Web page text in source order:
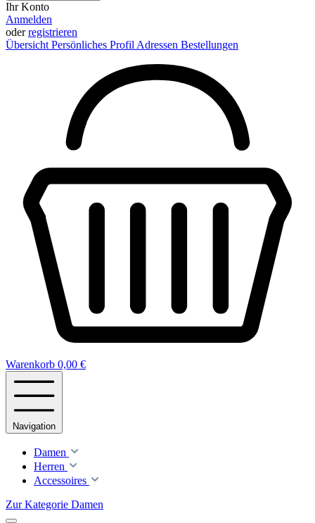
Ihr Konto
Anmelden
oderregistrieren
Übersicht Persönliches Profil Adressen Bestellungen
Warenkorb 0,00 €
Navigation
Damen
Herren
Accessoires
Zur Kategorie Damen